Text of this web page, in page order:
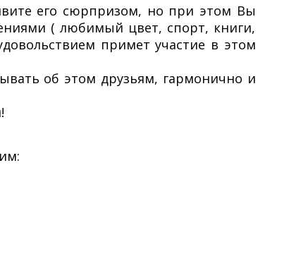
его сюрпризом, но при этом Вы
( любимый цвет, спорт, книги,
примет участие в этом
об этом друзьям, гармонично и